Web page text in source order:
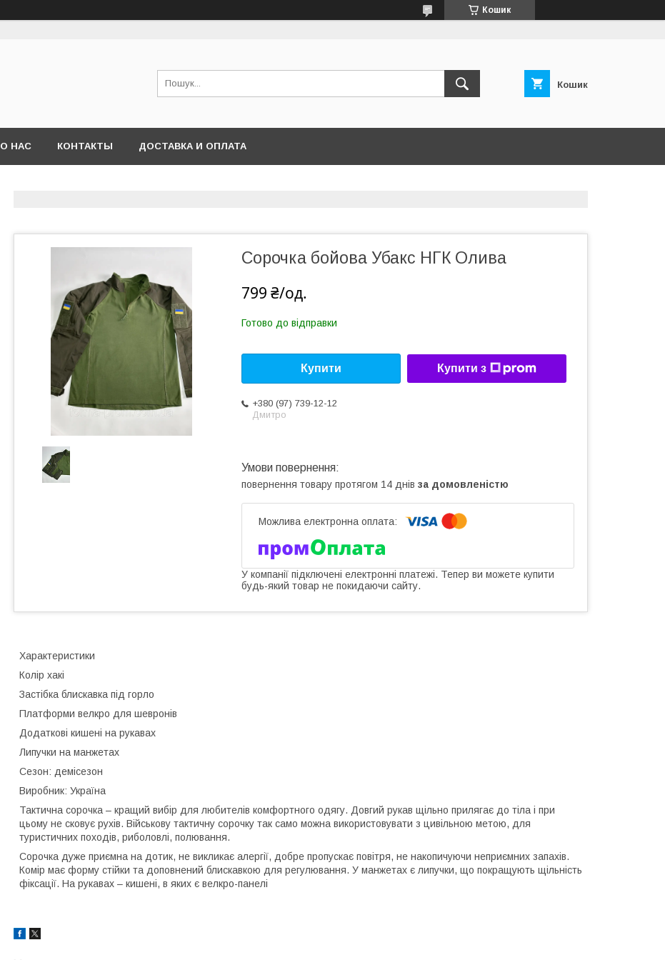
Кошик
Кошик
О НАС КОНТАКТЫ ДОСТАВКА И ОПЛАТА
Сорочка бойова Убакс НГК Олива
799 ₴/од.
Готово до відправки
Купити Купити з
+380 (97) 739-12-12
Дмитро
повернення товару протягом 14 днів за домовленістю
У компанії підключені електронні платежі. Тепер ви можете купити
будь-який товар не покидаючи сайту.
Характеристики
Колір хакі
Застібка блискавка під горло
Платформи велкро для шевронів
Додаткові кишені на рукавах
Липучки на манжетах
Сезон: демісезон
Виробник: Україна
Тактична сорочка – кращий вибір для любителів комфортного одягу. Довгий рукав щільно прилягає до тіла і при
цьому не сковує рухів. Військову тактичну сорочку так само можна використовувати з цивільною метою, для
туристичних походів, риболовлі, полювання.
Сорочка дуже приємна на дотик, не викликає алергії, добре пропускає повітря, не накопичуючи неприємних запахів.
Комір має форму стійки та доповнений блискавкою для регулювання. У манжетах є липучки, що покращують щільність
фіксації. На рукавах – кишені, в яких є велкро-панелі